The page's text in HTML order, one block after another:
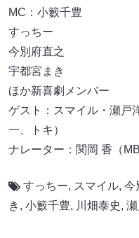
MC：小籔千豊
すっちー
今別府直之
宇都宮まき
ほか新喜劇メンバー
ゲスト：スマイル・瀬戸
一、トキ）
ナレーター：関岡 香（
すっちー, スマイル, 今
き , 小籔千豊, 川畑泰史,